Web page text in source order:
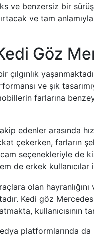
ve benzersiz bir
ve tam
Göz
ve şık
farlarına
edenler arasında
çekerken, farların
seçenekleriyle de
de erkek kullanıcılar
olan
Kedi göz
kullanıcısının
platformlarında